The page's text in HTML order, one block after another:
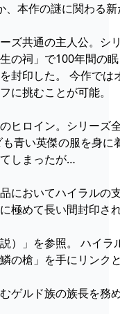
本作の謎に関わる
ズ共通の主人公。シ
の祠」で100年間の
封印した。 今作で
に挑むことが可能。
ヒロイン。シリー
青い英傑の服を身
しまったが…
においてハイラル
極めて長い間封印さ
）」を参照。 ハイ
の槍」を手にリンク
ゲルド族の族長を